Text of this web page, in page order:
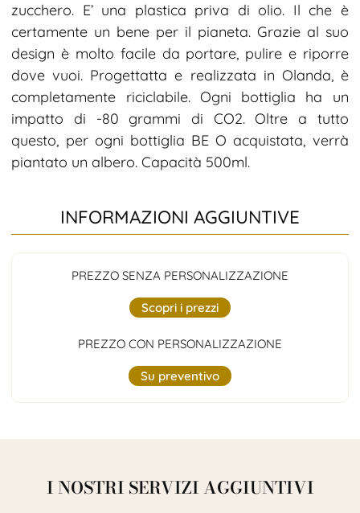
zucchero. E’ una plastica priva di olio. Il che è
certamente un bene per il pianeta. Grazie al suo
design è molto facile da portare, pulire e riporre
dove vuoi. Progettatta e realizzata in Olanda, è
completamente riciclabile. Ogni bottiglia ha un
impatto di -80 grammi di CO2. Oltre a tutto
questo, per ogni bottiglia BE O acquistata, verrà
piantato un albero. Capacità 500ml.
INFORMAZIONI AGGIUNTIVE
PREZZO SENZA PERSONALIZZAZIONE
Scopri i prezzi
PREZZO CON PERSONALIZZAZIONE
Su preventivo
I NOSTRI SERVIZI AGGIUNTIVI